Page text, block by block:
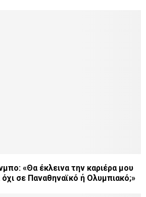
«Θα έκλεινα την καριέρα μου
όχι σε Παναθηναϊκό ή Ολυμπιακό;»